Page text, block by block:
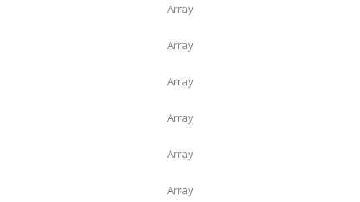
Array
Array
Array
Array
Array
Array